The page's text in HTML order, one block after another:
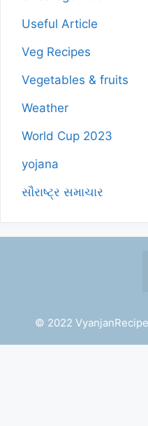
Useful Article
Veg Recipes
Vegetables & fruits
Weather
World Cup 2023
yojana
સૌરાષ્ટ્ર સમાચાર
© 2022